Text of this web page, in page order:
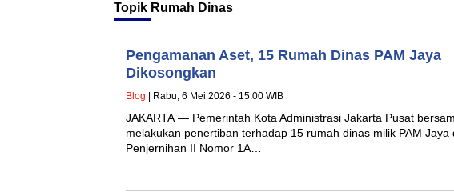
Topik Rumah Dinas
Pengamanan Aset, 15 Rumah Dinas PAM Jaya
Dikosongkan
Blog | Rabu, 6 Mei 2026 - 15:00 WIB
JAKARTA — Pemerintah Kota Administrasi Jakarta Pusat
melakukan penertiban terhadap 15 rumah dinas milik PAM Jaya
Penjernihan II Nomor 1A…